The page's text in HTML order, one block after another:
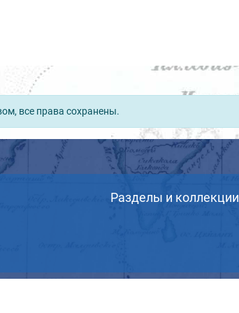
все права сохранены.
Разделы и коллекции